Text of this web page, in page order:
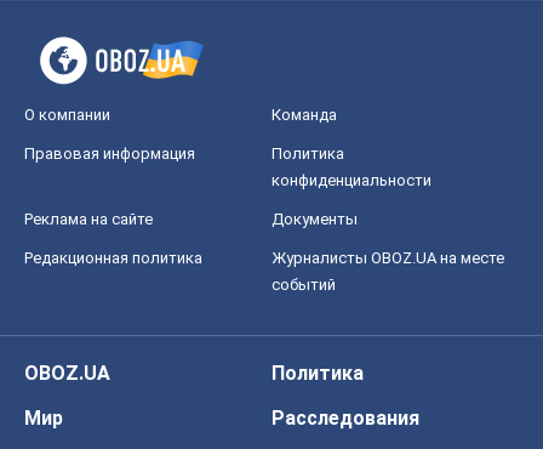
О компании Команда
Правовая информация
Политика
конфиденциальности
Реклама на сайте Документы
Редакционная политика
Журналисты OBOZ.UA на месте
событий
OBOZ.UA
Политика
Мир
Расследования